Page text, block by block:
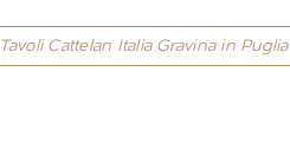
Tavoli Cattelan Italia Gravina in Puglia